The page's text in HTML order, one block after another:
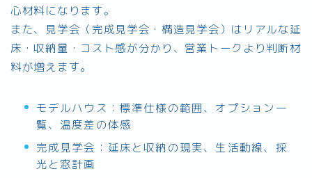
心材料になります。
また、見学会（完成見学会・構造見学会）はリアルな延
床・収納量・コスト感が分かり、営業トークより判断材
料が増えます。
モデルハウス：標準仕様の範囲、オプション一
覧、温度差の体感
完成見学会：延床と収納の現実、生活動線、採
光と窓計画